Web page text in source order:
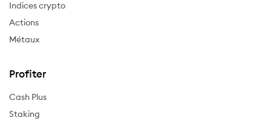
Indices crypto
Actions
Métaux
Profiter
Cash Plus
Staking